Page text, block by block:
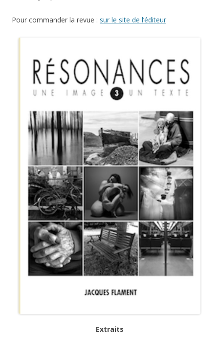
Pour commander la revue : sur le site de l’éditeur
Extraits